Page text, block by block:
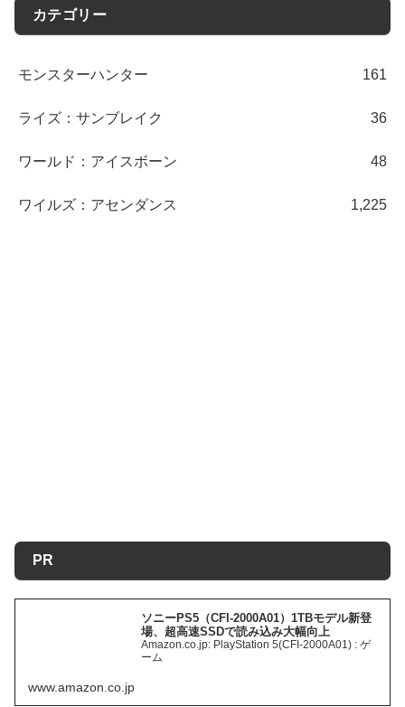
カテゴリー
モンスターハンター 161
ライズ：サンブレイク 36
ワールド：アイスボーン 48
ワイルズ：アセンダンス 1,225
PR
ソニーPS5（CFI-2000A01）1TBモデル新登
場、超高速SSDで読み込み大幅向上
Amazon.co.jp: PlayStation 5(CFI-2000A01) : ゲ
ーム
www.amazon.co.jp